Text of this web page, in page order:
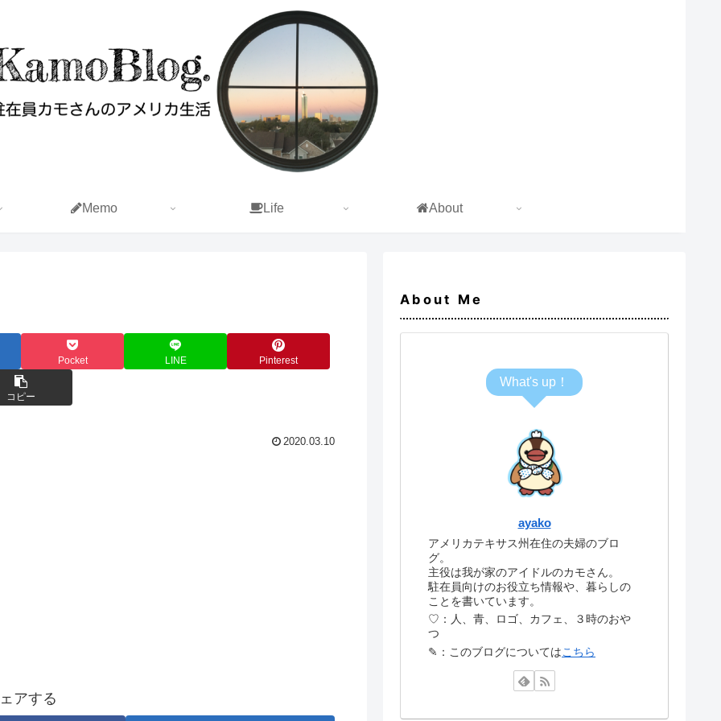
Memo Life About
Pocket LINE Pinterest
コピー
2020.03.10
アする
About Me
What's up！
ayako
アメリカテキサス州在住の夫婦のブロ
グ。
主役は我が家のアイドルのカモさん。
駐在員向けのお役立ち情報や、暮らしの
ことを書いています。
♡：人、青、ロゴ、カフェ、３時のおや
つ
✎：このブログについてはこちら